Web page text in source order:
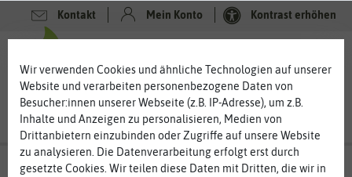
Kontakt Mein Konto Kontrast erhöhen
Wir verwenden Cookies und ähnliche Technologien auf unserer
Website und verarbeiten personenbezogene Daten von
Besucher:innen unserer Webseite (z.B. IP-Adresse), um z.B.
Inhalte und Anzeigen zu personalisieren, Medien von
Drittanbietern einzubinden oder Zugriffe auf unsere Website
zu analysieren. Die Datenverarbeitung erfolgt erst durch
gesetzte Cookies. Wir teilen diese Daten mit Dritten, die wir in